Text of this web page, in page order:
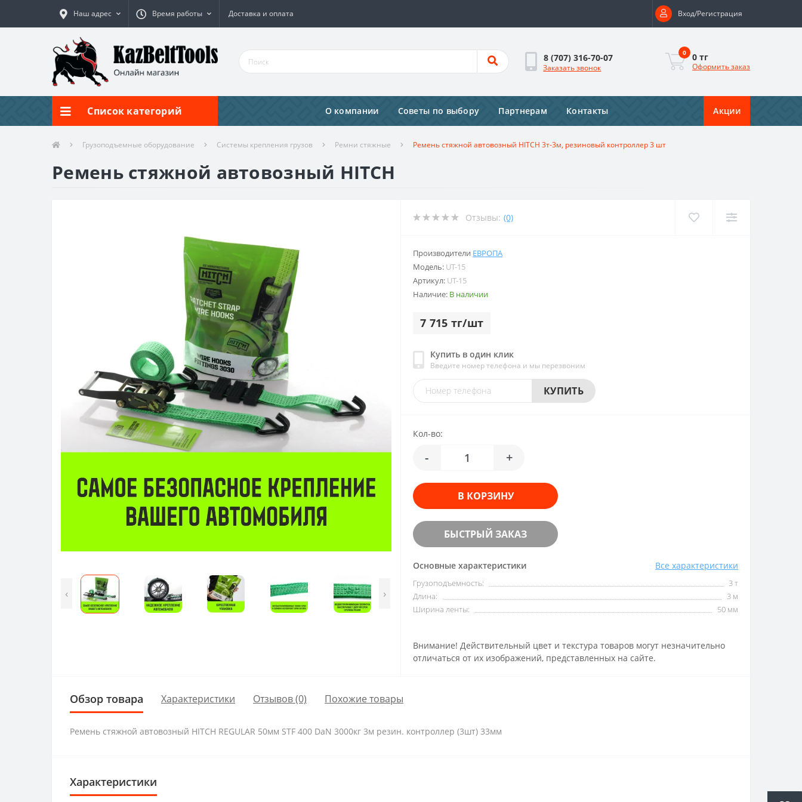
Наш адрес Время работы Доставка и оплата Вход/Регистрация
8 (707) 316-70-07
Заказать звонок
0 0 тг
Оформить заказ
Список категорий О компании Советы по выбору Партнерам Контакты Акции
Грузоподъемные оборудование Системы крепления грузов Ремни стяжные Ремень стяжной автовозный HITCH 3т-3м, резиновый контроллер 3 шт
Ремень стяжной автовозный HITCH
‹ ›
Отзывы: (0)
Производители ЕВРОПА
Модель: UT-15
Артикул: UT-15
Наличие: В наличии
7 715 тг/шт
Купить в один клик
Введите номер телефона и мы перезвоним
КУПИТЬ
Кол-во:
- +
В КОРЗИНУ
БЫСТРЫЙ ЗАКАЗ
Основные характеристики Все характеристики
Грузоподъемность:
3 т
Длина:
3 м
Ширина ленты:
50 мм
Внимание! Действительный цвет и текстура товаров могут незначительно
отличаться от их изображений, представленных на сайте.
Обзор товара Характеристики Отзывов (0) Похожие товары
Ремень стяжной автовозный HITCH REGULAR 50мм STF 400 DaN 3000кг 3м резин. контроллер (3шт) 33мм
Характеристики